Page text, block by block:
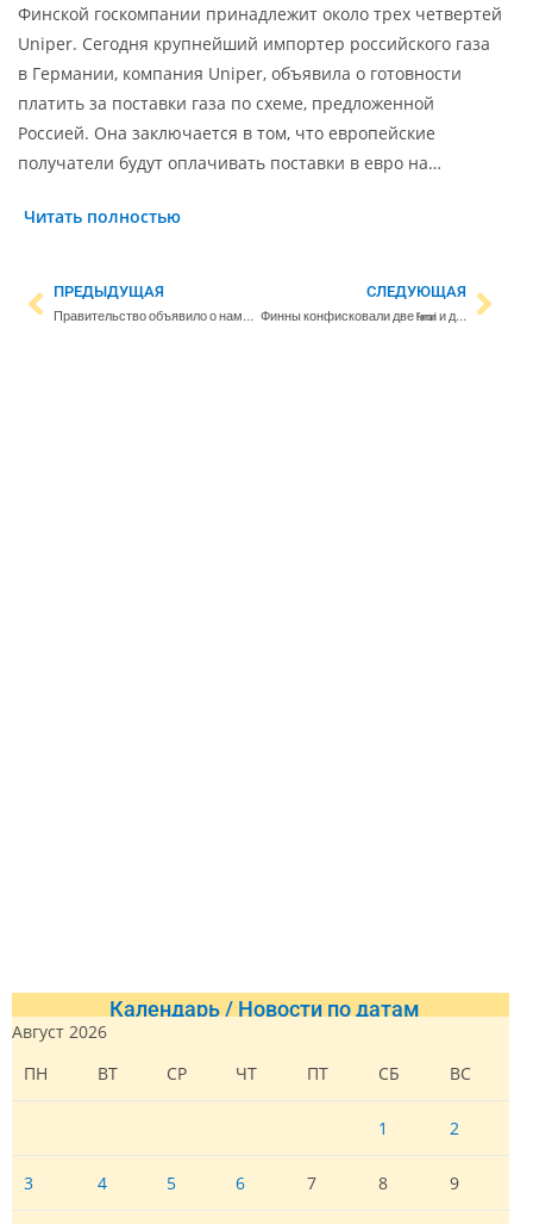
Финской госкомпании принадлежит около трех четвертей
Uniper. Сегодня крупнейший импортер российского газа
в Германии, компания Uniper, объявила о готовности
платить за поставки газа по схеме, предложенной
Россией. Она заключается в том, что европейские
получатели будут оплачивать поставки в евро на…
Читать полностью
ПРЕДЫДУЩАЯ
Правительство объявило о намерении внести гибридные угрозы в закон в качестве основания для объявления ЧП
СЛЕДУЮЩАЯ
Финны конфисковали две Ferrari и две моторные лодки, принадлежащие олигарху Борису Ротенбергу
Календарь / Новости по датам
Август 2026
ПН
ВТ СР ЧТ ПТ СБ ВС
1 2
3 4 5 6 7 8 9